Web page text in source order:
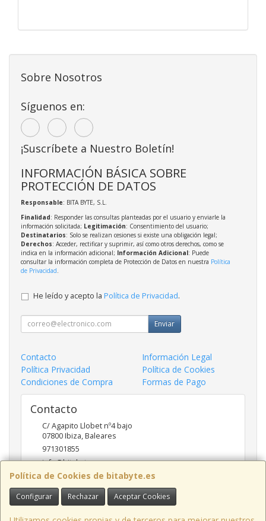
Política de Cookies de bitabyte.es
Configurar Rechazar Aceptar Cookies
Sobre Nosotros
Síguenos en:
¡Suscríbete a Nuestro Boletín!
INFORMACIÓN BÁSICA SOBRE
PROTECCIÓN DE DATOS
Responsable: BITA BYTE, S.L.
Finalidad: Responder las consultas planteadas por el usuario y enviarle la
información solicitada; Legitimación: Consentimiento del usuario;
Destinatarios: Solo se realizan cesiones si existe una obligación legal;
Derechos: Acceder, rectificar y suprimir, así como otros derechos, como se
indica en la información adicional; Información Adicional: Puede
consultar la información completa de Protección de Datos en nuestra Política
de Privacidad
He leído y acepto la Política de Privacidad.
Enviar
Contacto
Información Legal
Política Privacidad
Política de Cookies
Condiciones de Compra
Formas de Pago
Contacto
C/ Agapito Llobet nº4 bajo
07800Ibiza,Baleares
971301855
info@bitabyte.es
Horario
10:00 - 18:00